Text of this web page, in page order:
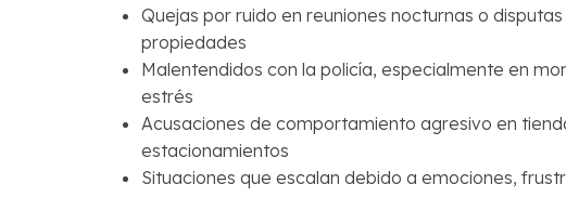
Quejas por ruido en reuniones nocturnas o
propiedades
Malentendidos con la policía, especialmente en
estrés
Acusaciones de comportamiento agresivo en
estacionamientos
Situaciones que escalan debido a emociones,